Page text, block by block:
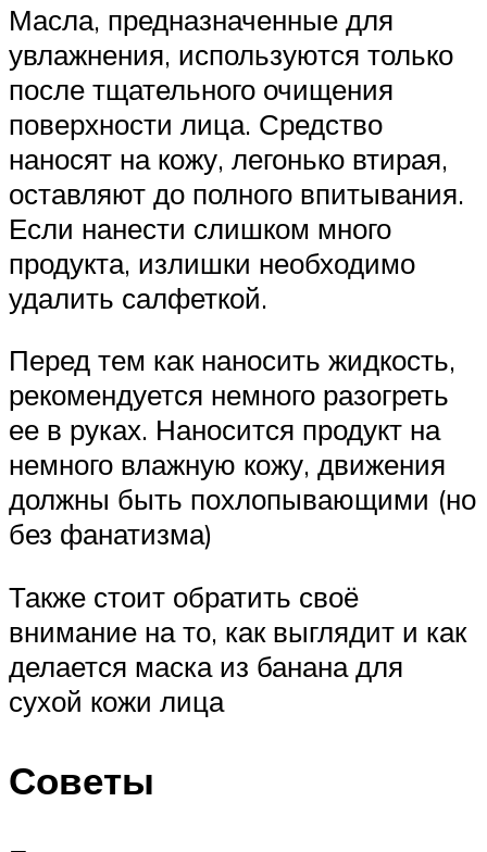
Масла, предназначенные для
увлажнения, используются только
после тщательного очищения
поверхности лица. Средство
наносят на кожу, легонько втирая,
оставляют до полного впитывания.
Если нанести слишком много
продукта, излишки необходимо
удалить салфеткой.
Перед тем как наносить жидкость,
рекомендуется немного разогреть
ее в руках. Наносится продукт на
немного влажную кожу, движения
должны быть похлопывающими (но
без фанатизма)
Также стоит обратить своё
внимание на то, как выглядит и как
делается маска из банана для
сухой кожи лица
Советы